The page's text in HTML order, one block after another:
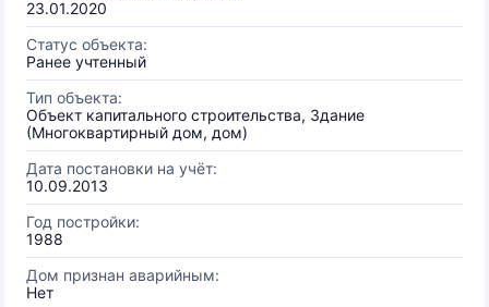
23.01.2020
Статус объекта:
Ранее учтенный
Тип объекта:
Объект капитального строительства, Здание
(Многоквартирный дом, дом)
Дата постановки на учёт:
10.09.2013
Год постройки:
1988
Дом признан аварийным:
Нет